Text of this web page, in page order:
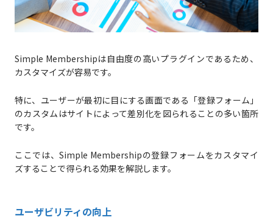
Simple Membershipは自由度の高いプラグインであるため、
カスタマイズが容易です。
特に、ユーザーが最初に目にする画面である「登録フォーム」
のカスタムはサイトによって差別化を図られることの多い箇所
です。
ここでは、Simple Membershipの登録フォームをカスタマイ
ズすることで得られる効果を解説します。
ユーザビリティの向上